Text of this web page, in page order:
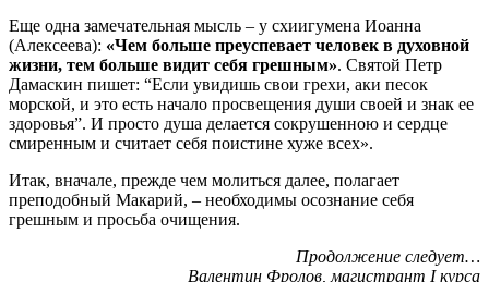
Еще одна замечательная мысль – у схиигумена Иоанна
(Алексеева): «Чем больше преуспевает человек в духовной
жизни, тем больше видит себя грешным». Святой Петр
Дамаскин пишет: “Если увидишь свои грехи, аки песок
морской, и это есть начало просвещения души своей и знак ее
здоровья”. И просто душа делается сокрушенною и сердце
смиренным и считает себя поистине хуже всех».
Итак, вначале, прежде чем молиться далее, полагает
преподобный Макарий, – необходимы осознание себя
грешным и просьба очищения.
Продолжение следует…
Валентин Фролов, магистрант I курса